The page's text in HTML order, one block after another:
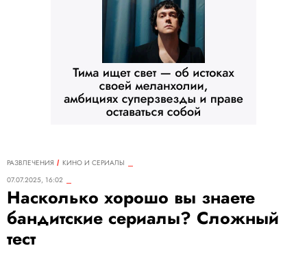
РАЗВЛЕЧЕНИЯ
КИНО И СЕРИАЛЫ
07.07.2025, 16:02
Насколько хорошо вы знаете
бандитские сериалы? Сложный
тест